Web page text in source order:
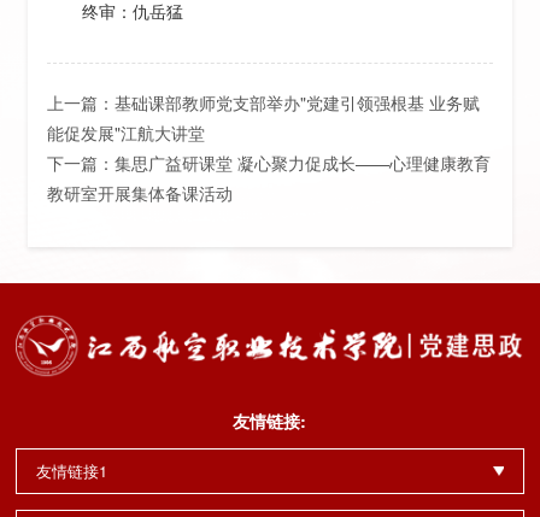
终审：仇岳猛
上一篇：基础课部教师党支部举办"党建引领强根基 业务赋
能促发展"江航大讲堂
下一篇：集思广益研课堂 凝心聚力促成长——心理健康教育
教研室开展集体备课活动
友情链接:
友情链接1